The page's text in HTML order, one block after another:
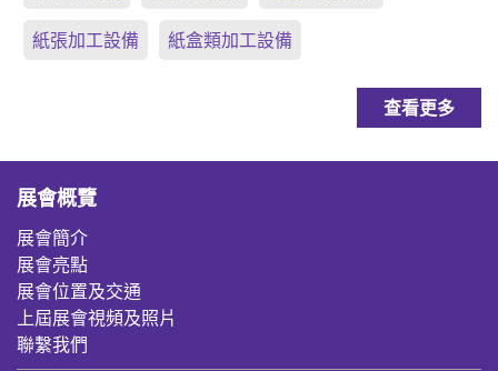
紙張加工設備 紙盒類加工設備
查看更多
展會概覽
展會簡介
展會亮點
展會位置及交通
上屆展會視頻及照片
聯繫我們